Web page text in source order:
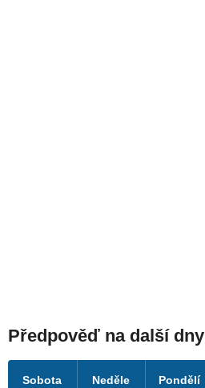
Předpověď na další dny
Sobota Neděle Pondělí